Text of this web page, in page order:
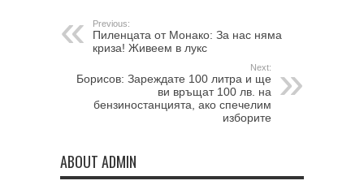
Previous:
Пиленцата от Монако: За нас няма
криза! Живеем в лукс
Next:
Борисов: Зареждате 100 литра и ще
ви връщат 100 лв. на
бензиностанцията, ако спечелим
изборите
ABOUT ADMIN